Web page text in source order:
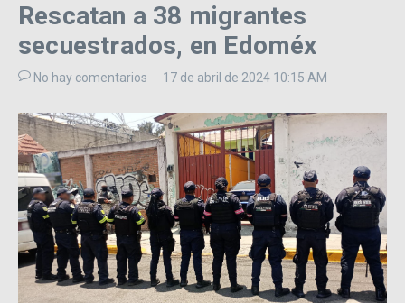
Rescatan a 38 migrantes
secuestrados, en Edoméx
No hay comentarios 17 de abril de 2024 10:15 AM